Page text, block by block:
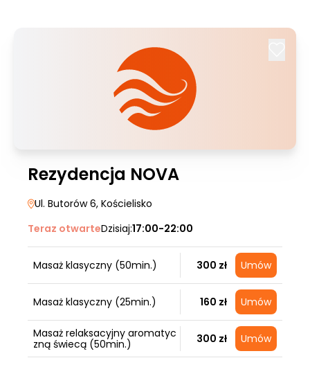
Rezydencja NOVA
Ul. Butorów 6, Kościelisko
Teraz otwarteDzisiaj:17:00-22:00
Masaż klasyczny (50min.) 300 zł Umów
Masaż klasyczny (25min.) 160 zł Umów
Masaż relaksacyjny aromatyc
zną świecą (50min.)
300 zł Umów